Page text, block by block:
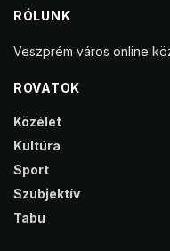
RÓLUNK
Veszprém város online
ROVATOK
Közélet
Kultúra
Sport
Szubjektív
Tabu